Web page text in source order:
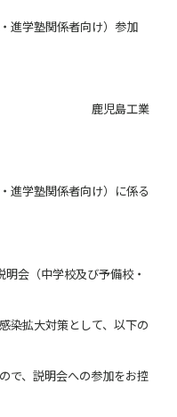
進学塾関係者向け）参加
工業
学塾関係者向け）に係る
会（中学校及び予備校・
染拡大対策として、以下の
で、説明会への参加をお控